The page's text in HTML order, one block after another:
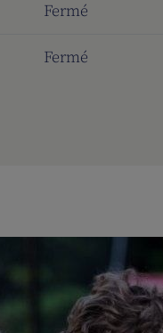
Fermé
Fermé